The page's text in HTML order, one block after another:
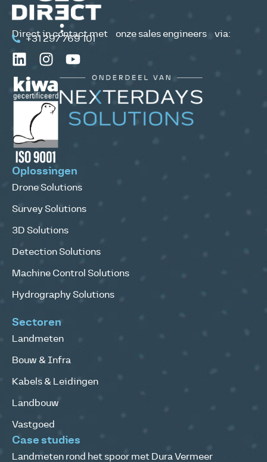
Direct in contact met onze sales engineers via:
+31 297 769 101
Oplossingen
Drone Solutions
Survey Solutions
3D Solutions
Detection Solutions
Machine Control Solutions
Hydrography Solutions
Sectoren
Landmeten
Bouw & Infra
Kabels & Leidingen
Landbouw
Vastgoed
Case studies
Landmeten rond het spoor met Dura Vermeer